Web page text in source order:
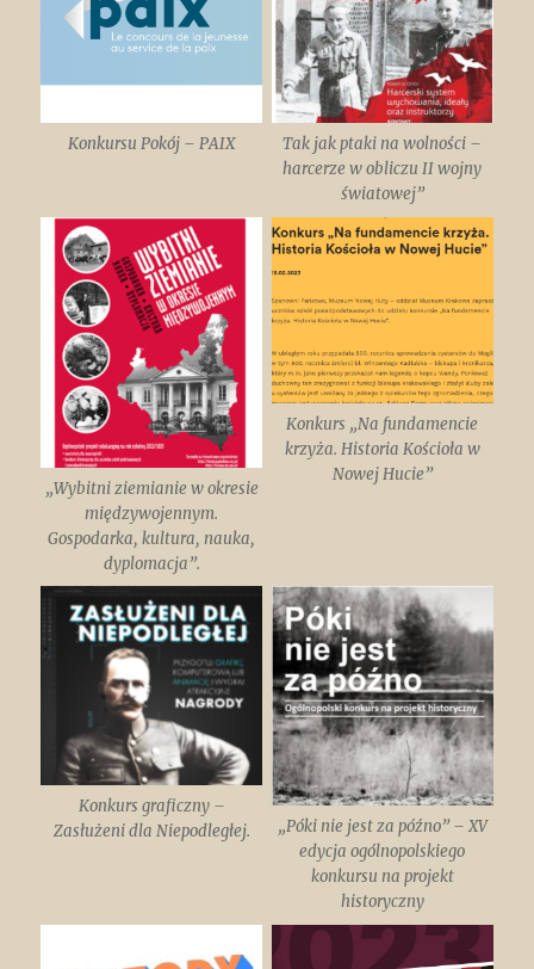
Konkursu Pokój – PAIX
Tak jak ptaki na wolności –
harcerze w obliczu II wojny
światowej”
„Wybitni ziemianie w okresie
międzywojennym.
Gospodarka, kultura, nauka,
dyplomacja”.
Konkurs „Na fundamencie
krzyża. Historia Kościoła w
Nowej Hucie”
Konkurs graficzny –
Zasłużeni dla Niepodległej.
„Póki nie jest za późno” – XV
edycja ogólnopolskiego
konkursu na projekt
historyczny